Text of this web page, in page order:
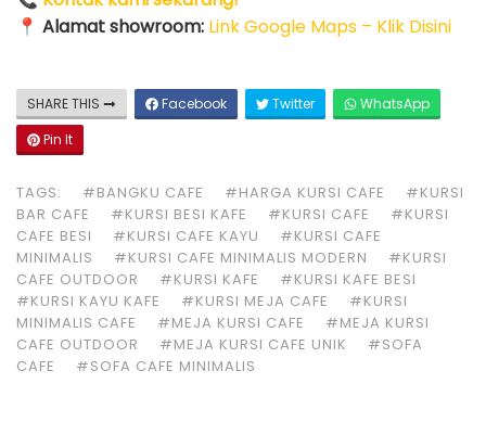
📍 Alamat showroom: Link Google Maps – Klik Disini
SHARE THIS Facebook Twitter
WhatsApp
Pin It
TAGS: #BANGKU CAFE #HARGA KURSI CAFE
#KURSI
BAR CAFE
#KURSI BESI KAFE #KURSI CAFE
#KURSI
CAFE BESI
#KURSI CAFE KAYU
#KURSI CAFE
MINIMALIS
#KURSI CAFE MINIMALIS MODERN
#KURSI
CAFE OUTDOOR
#KURSI KAFE
#KURSI KAFE BESI
#KURSI KAYU KAFE
#KURSI MEJA CAFE
#KURSI
MINIMALIS CAFE
#MEJA KURSI CAFE
#MEJA KURSI
CAFE OUTDOOR
#MEJA KURSI CAFE UNIK
#SOFA
CAFE
#SOFA CAFE MINIMALIS